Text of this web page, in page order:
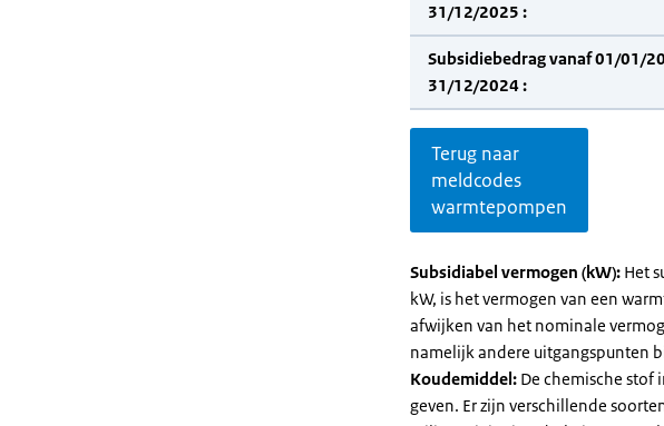
31/12/2025 :
Subsidiebedrag vanaf 01/01/
31/12/2024 :
Terug naar
meldcodes
warmtepompen
Subsidiabel vermogen (kW): Het
kW, is het vermogen van een
afwijken van het nominale
namelijk andere uitgangspunten
Koudemiddel: De chemische
geven. Er zijn verschillende